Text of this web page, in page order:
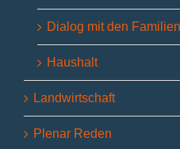
Dialog mit den
Haushalt
Landwirtschaft
Plenar Reden